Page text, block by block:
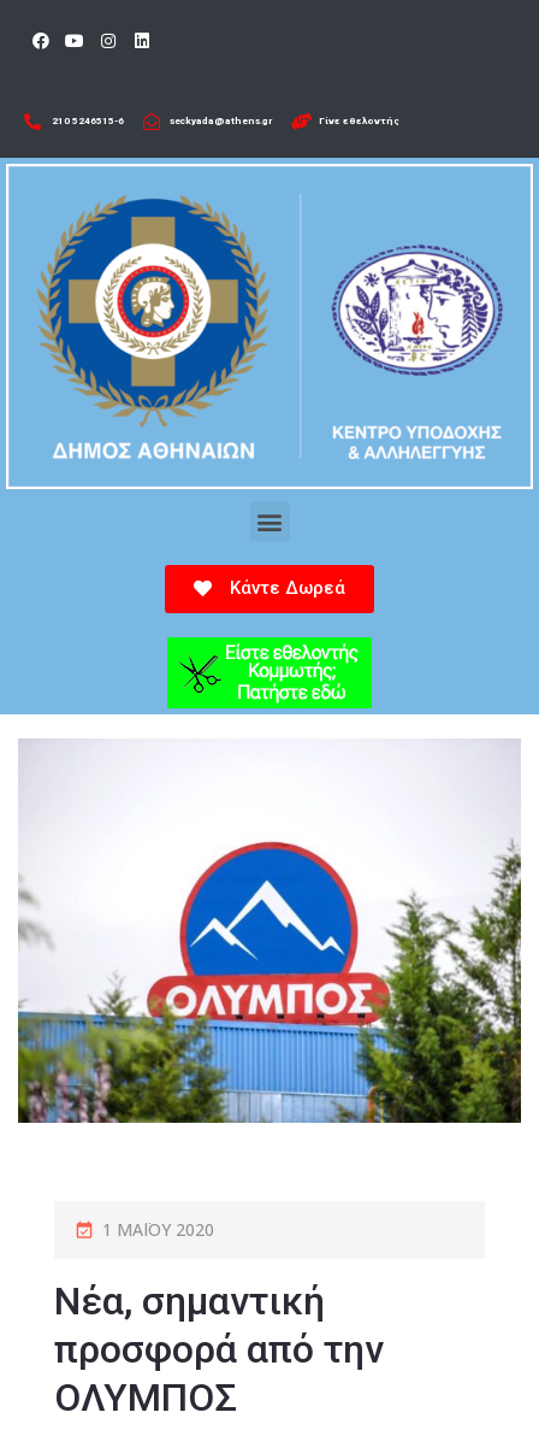
210 5246515-6​ seckyada@athens.gr Γίνε εθελοντής
Κάντε Δωρεά
1 ΜΑΪ́ΟΥ 2020
Nέα, σημαντική
προσφορά από την
ΟΛΥΜΠΟΣ